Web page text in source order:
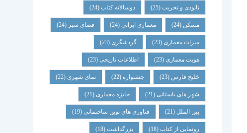
نابودی و تخریب(25) دوسالانه کتاب(24)
مسکن (24) معماری ایرانی(24) فضای سبز (24)
میراث معماری(23) گردشگری(23)
هویت معماری(23) اطلاعات تاریخی(23)
خلیج فارس (23) جشنواره (22) نمای شهری(22)
شهر های باستانی(21) جایزه معماری(21)
بین الملل (21) فناوری های نوین ساختمانی(19)
رونمایی از کتاب(18) بزرگداشت(18)